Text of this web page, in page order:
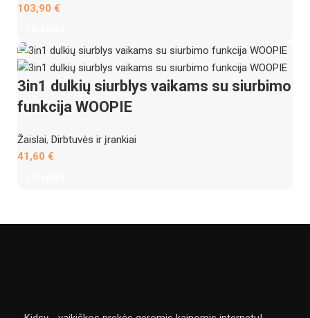
103,90 €
3in1 dulkių siurblys vaikams su siurbimo
funkcija WOOPIE
Žaislai, Dirbtuvės ir įrankiai
41,60 €